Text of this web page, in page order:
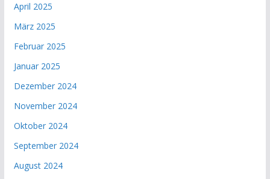
April 2025
März 2025
Februar 2025
Januar 2025
Dezember 2024
November 2024
Oktober 2024
September 2024
August 2024